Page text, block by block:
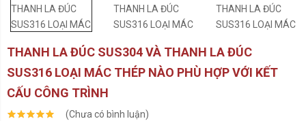
THANH LA ĐÚC SUS304 VÀ THANH LA ĐÚC
SUS316 LOẠI MÁC THÉP NÀO PHÙ HỢP VỚI KẾT
CẤU CÔNG TRÌNH
(Chưa có bình luận)